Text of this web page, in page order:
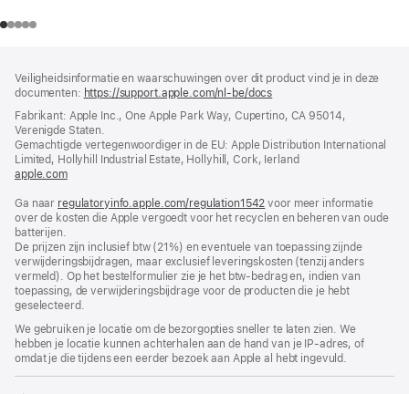
Veiligheidsinformatie en waarschuwingen over dit product vind je in deze
documenten: https://support.apple.com/nl-be/docs
nieuw
geopend)
Fabrikant: Apple Inc., One Apple Park Way, Cupertino, CA 95014,
Verenigde Staten.
Gemachtigde vertegenwoordiger in de EU: Apple Distribution International
Limited, Hollyhill Industrial Estate, Hollyhill, Cork, Ierland
apple.com(wordt
nieuw
venster
Ga naar regulatoryinfo.apple.com/regulation1542 (wordt
in
venster
geopend)
voor meer informatie
over de kosten die Apple vergoedt voor het recyclen en beheren van oude
batterijen.
De prijzen zijn inclusief btw (21%) en eventuele van toepassing zijnde
verwijderingsbijdragen, maar exclusief leveringskosten (tenzij anders
vermeld). Op het bestelformulier zie je het btw-bedrag en, indien van
toepassing, de verwijderingsbijdrage voor de producten die je hebt
geselecteerd.
We gebruiken je locatie om de bezorgopties sneller te laten zien. We
hebben je locatie kunnen achterhalen aan de hand van je IP-adres, of
omdat je die tijdens een eerder bezoek aan Apple al hebt ingevuld.